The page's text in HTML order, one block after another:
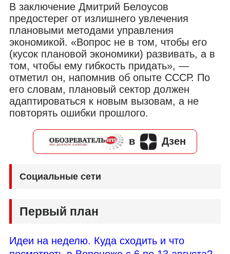
В заключение Дмитрий Белоусов
предостерег от излишнего увлечения
плановыми методами управления
экономикой. «Вопрос не в том, чтобы его
(кусок плановой экономики) развивать, а в
том, чтобы ему гибкость придать», —
отметил он, напомнив об опыте СССР. По
его словам, плановый сектор должен
адаптироваться к новым вызовам, а не
повторять ошибки прошлого.
в Дзен
Социальные сети
Первый план
Идеи на неделю. Куда сходить и что